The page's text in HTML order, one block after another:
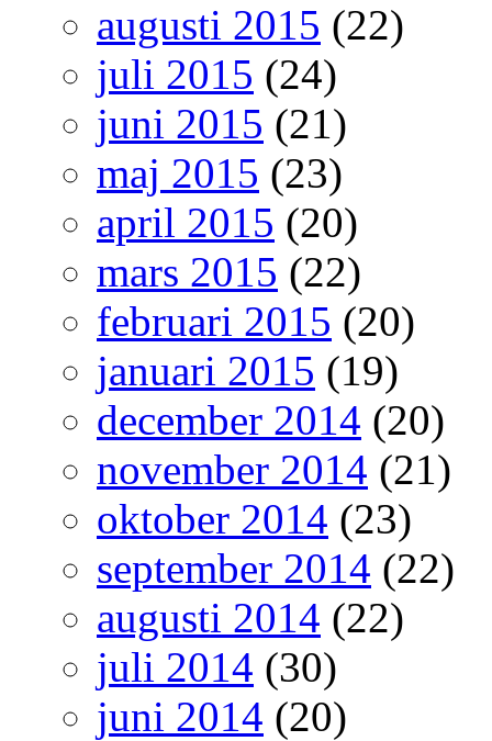
augusti 2015 (22)
juli 2015 (24)
juni 2015 (21)
maj 2015 (23)
april 2015 (20)
mars 2015 (22)
februari 2015 (20)
januari 2015 (19)
december 2014 (20)
november 2014 (21)
oktober 2014 (23)
september 2014 (22)
augusti 2014 (22)
juli 2014 (30)
juni 2014 (20)